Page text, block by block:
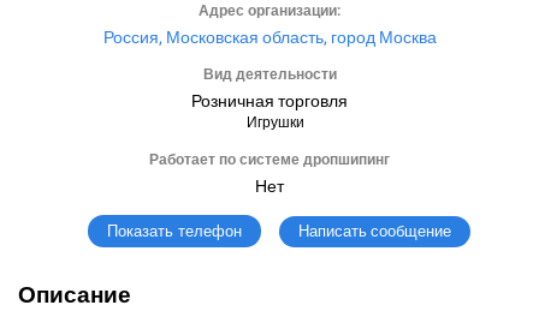
Адрес организации:
Россия, Московская область, город Москва
Вид деятельности
Розничная торговля
Игрушки
Работает по системе дропшипинг
Нет
Показать телефон Написать сообщение
Описание